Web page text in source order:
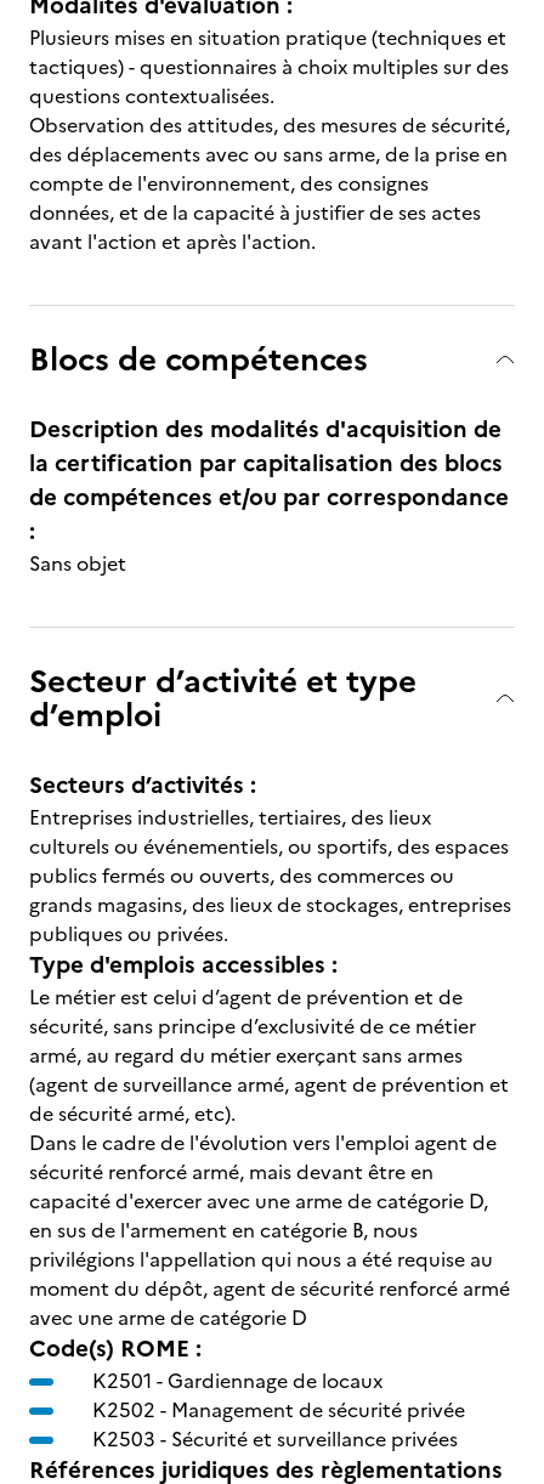
Plusieurs mises en situation pratique (techniques et
tactiques) - questionnaires à choix multiples sur des
questions contextualisées.
Observation des attitudes, des mesures de sécurité,
des déplacements avec ou sans arme, de la prise en
compte de l'environnement, des consignes
données, et de la capacité à justifier de ses actes
avant l'action et après l'action.
Blocs de compétences
Description des modalités d'acquisition de
la certification par capitalisation des blocs
de compétences et/ou par correspondance
:
Sans objet
Secteur d’activité et type
d’emploi
Secteurs d’activités :
Entreprises industrielles, tertiaires, des lieux
culturels ou événementiels, ou sportifs, des espaces
publics fermés ou ouverts, des commerces ou
grands magasins, des lieux de stockages, entreprises
publiques ou privées.
Type d'emplois accessibles :
Le métier est celui d’agent de prévention et de
sécurité, sans principe d’exclusivité de ce métier
armé, au regard du métier exerçant sans armes
(agent de surveillance armé, agent de prévention et
de sécurité armé, etc).
Dans le cadre de l'évolution vers l'emploi agent de
sécurité renforcé armé, mais devant être en
capacité d'exercer avec une arme de catégorie D,
en sus de l'armement en catégorie B, nous
privilégions l'appellation qui nous a été requise au
moment du dépôt, agent de sécurité renforcé armé
avec une arme de catégorie D
Code(s) ROME :
K2501 -Gardiennage de locaux
K2502 - Management de sécurité privée
K2503 - Sécurité et surveillance privées
Références juridiques des règlementations